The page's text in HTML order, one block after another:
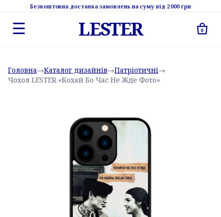
Безкоштовна доставка замовлень на суму від 2 000 грн
☰ LESTER 0
Головна→Каталог дизайнів→Патріотичні→
Чохол LESTER «Кохай Бо Час Не Жде Фото»